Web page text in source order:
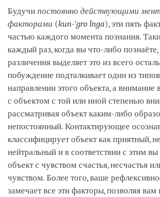
Будучи постоянно действующими
факторами (kun-’gro lnga), эти пять
частью каждого момента познания.
каждый раз, когда вы что-либо
различения выделяет это из всего
побуждение подталкивает один из
направлении этого объекта, а внимание
с объектом с той или иной степенью
рассматривая объект каким-либо
непостоянный. Контактирующее
классифицирует объект как приятный,
нейтральный и в соответствии с этим
объект с чувством счастья, несчастья
чувством. Более того, ваше
замечает все эти факторы, позволяя вам